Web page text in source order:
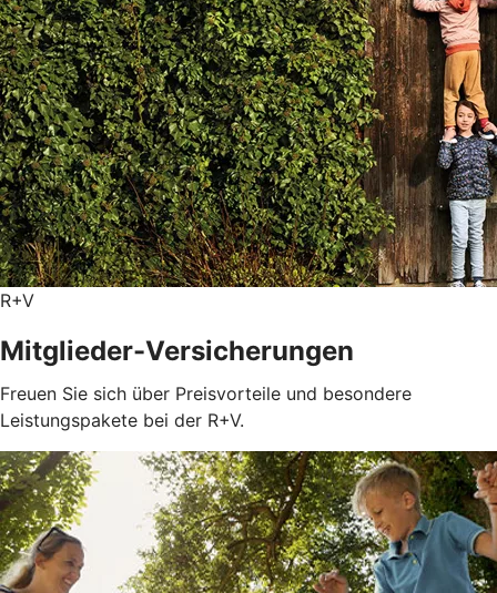
R+V
Mitglieder-Versicherungen
Freuen Sie sich über Preisvorteile und besondere
Leistungspakete bei der R+V.